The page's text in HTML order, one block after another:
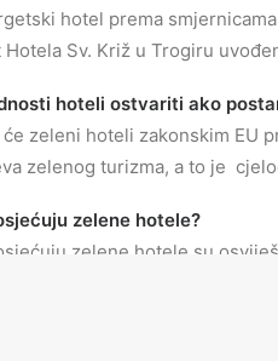
hotel prema
Sv. Križ u Trogiru
hoteli ostvariti ako
će zeleni hoteli zakonskim EU
zelenog turizma, a to je
zelene hotele?
zelene hotele su